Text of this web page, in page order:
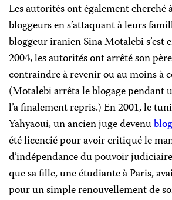
Les autorités ont également
bloggeurs en s’attaquant à leurs
bloggeur iranien Sina Motalebi s’est
2004, les autorités ont arrêté son
contraindre à revenir ou au moins à
(Motalebi arrêta le blogage pendant
l’a finalement repris.) En 2001, le
Yahyaoui, un ancien juge devenu
été licencié pour avoir critiqué le
d’indépendance du pouvoir
que sa fille, une étudiante à Paris,
pour un simple renouvellement de